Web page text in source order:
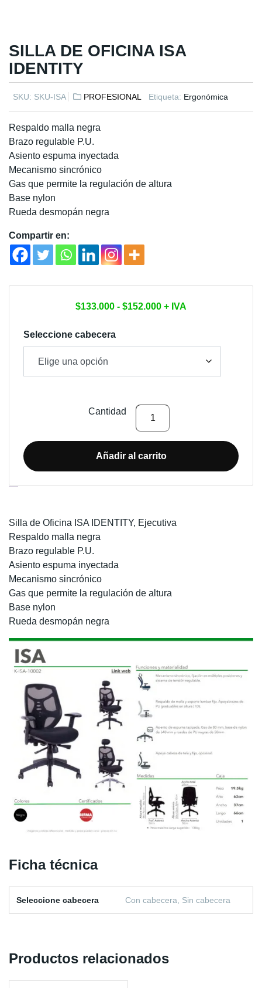
SILLA DE OFICINA ISA
IDENTITY
SKU: SKU-ISA PROFESIONAL Etiqueta: Ergonómica
Respaldo malla negra
Brazo regulable P.U.
Asiento espuma inyectada
Mecanismo sincrónico
Gas que permite la regulación de altura
Base nylon
Rueda desmopán negra
Compartir en:
$133.000 - $152.000Rango
desde
hasta
+ IVA
Seleccione cabecera
Cantidad
SILLA
DE
OFICINA
ISA
Añadir al carrito
Silla de Oficina ISA IDENTITY, Ejecutiva
Respaldo malla negra
Brazo regulable P.U.
Asiento espuma inyectada
Mecanismo sincrónico
Gas que permite la regulación de altura
Base nylon
Rueda desmopán negra
Ficha técnica
Seleccione cabecera Con cabecera, Sin cabecera
Productos relacionados